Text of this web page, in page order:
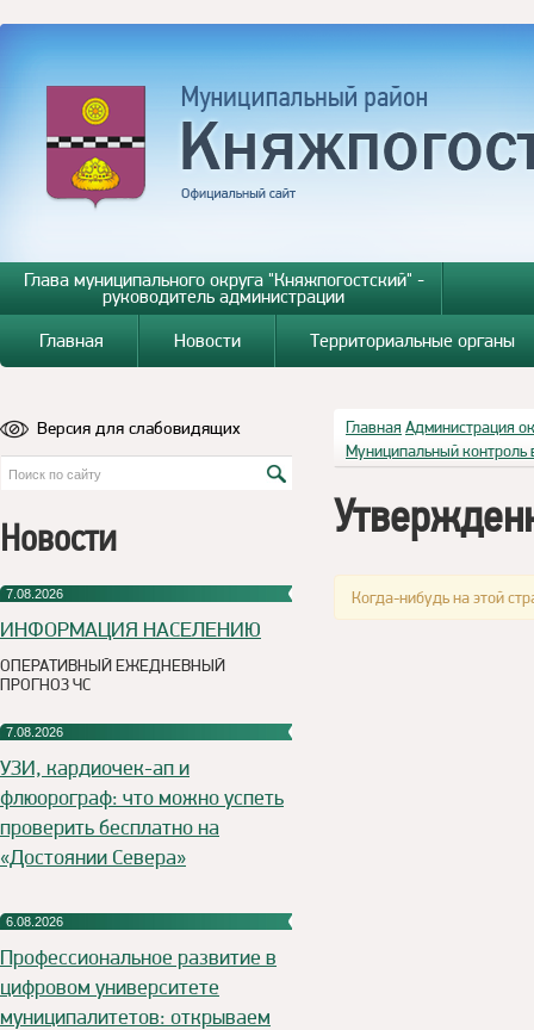
Глава муниципального округа "Княжпогостский" -
руководитель администрации
Главная
Новости Территориальные органы
Версия для слабовидящих
Новости
7.08.2026
ИНФОРМАЦИЯ НАСЕЛЕНИЮ
ОПЕРАТИВНЫЙ ЕЖЕДНЕВНЫЙ
ПРОГНОЗ ЧС
7.08.2026
УЗИ, кардиочек-ап и
флюорограф: что можно успеть
проверить бесплатно на
«Достоянии Севера»
6.08.2026
Профессиональное развитие в
цифровом университете
муниципалитетов: открываем
Главная Администрация
Муниципальный контроль
Когда-нибудь на этой